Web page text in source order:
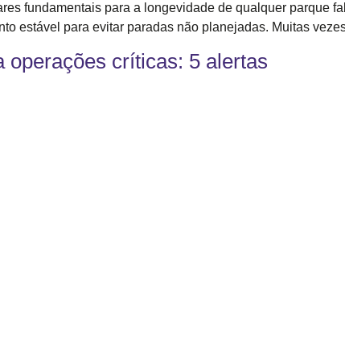
fundamentais para a longevidade de qualquer parque
estável para evitar paradas não planejadas. Muitas
operações críticas: 5 alertas